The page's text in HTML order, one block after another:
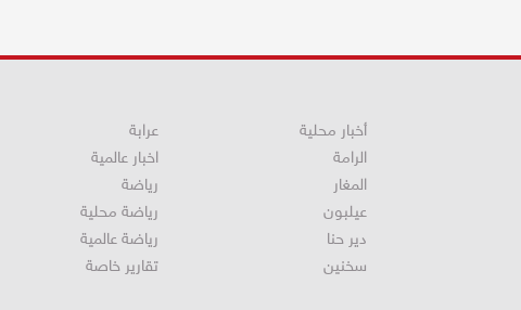
أخبار محلية
الرامة
المغار
عيلبون
دير حنا
سخنين
عرابة
اخبار عالمية
رياضة
رياضة محلية
رياضة عالمية
تقارير خاصة